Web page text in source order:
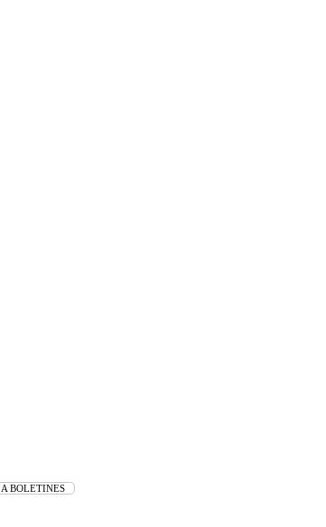
BOLETINES